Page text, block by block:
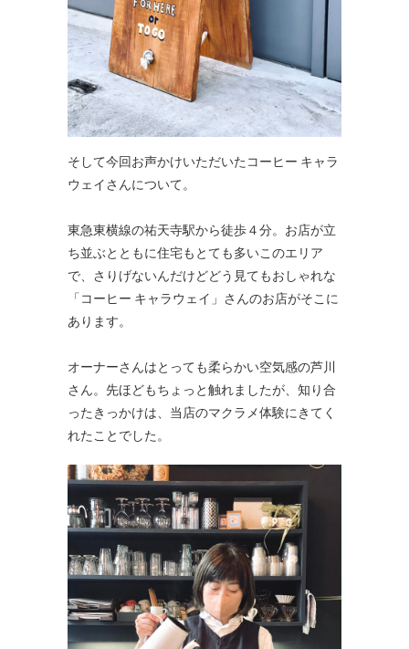
そして今回お声かけいただいたコーヒー キャラ
ウェイさんについて。
東急東横線の祐天寺駅から徒歩４分。お店が立
ち並ぶとともに住宅もとても多いこのエリア
で、さりげないんだけどどう見てもおしゃれな
「コーヒー キャラウェイ」さんのお店がそこに
あります。
オーナーさんはとっても柔らかい空気感の芦川
さん。先ほどもちょっと触れましたが、知り合
ったきっかけは、当店のマクラメ体験にきてく
れたことでした。